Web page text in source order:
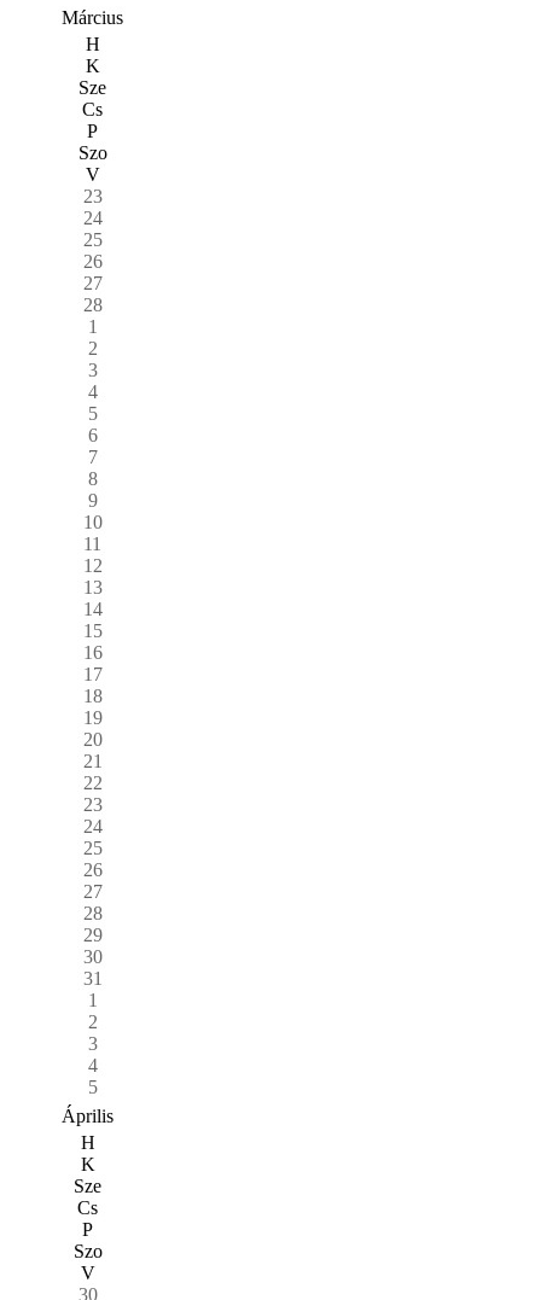
Március
H
K
Sze
Cs
P
Szo
V
23
24
25
26
27
28
1
2
3
4
5
6
7
8
9
10
11
12
13
14
15
16
17
18
19
20
21
22
23
24
25
26
27
28
29
30
31
1
2
3
4
5
Április
H
K
Sze
Cs
P
Szo
V
30